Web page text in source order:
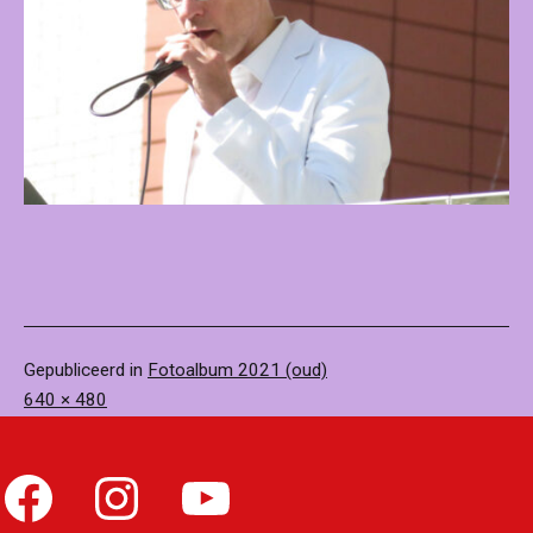
Gepubliceerd in Fotoalbum 2021 (oud)
Volledige
640 × 480
Facebook Instagram